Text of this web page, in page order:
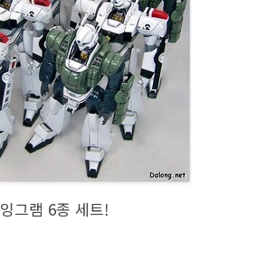
잉그램 6종 세트!